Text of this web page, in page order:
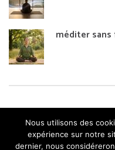
méditer
Nous utilisons des
expérience sur notre
dernier, nous